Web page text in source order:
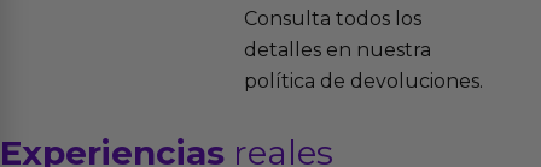
Consulta todos los
detalles en nuestra
política de devoluciones.
Experiencias reales